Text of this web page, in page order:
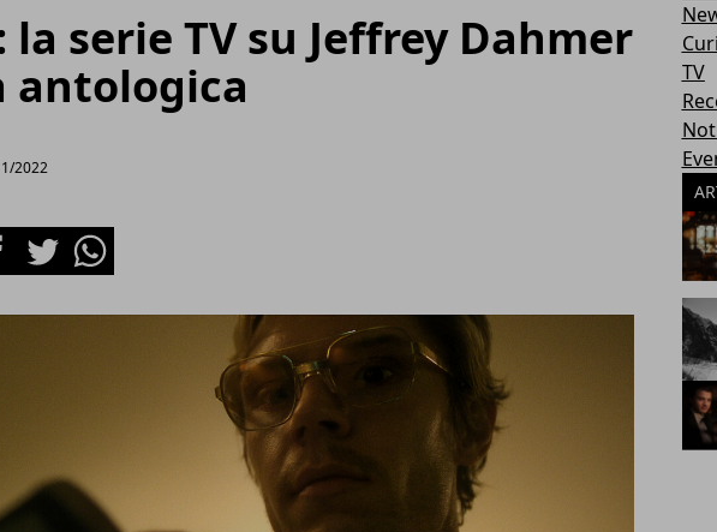
la serie TV su Jeffrey Dahmer
antologica
2022
TwitterWhatsapp
TV